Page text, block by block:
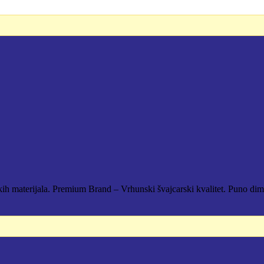
materijala. Premium Brand – Vrhunski švajcarski kvalitet. Puno